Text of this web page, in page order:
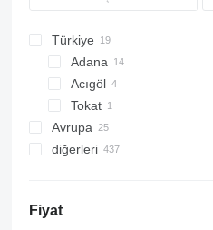
424
426
428
430
432
434
540
8060
8080
G-Series
JS
S-Series
JD
M-series
Z-series
PC750
Türkiye
Adana
Acıgöl
Tokat
Avrupa
Polonya
diğerleri
Fiyat